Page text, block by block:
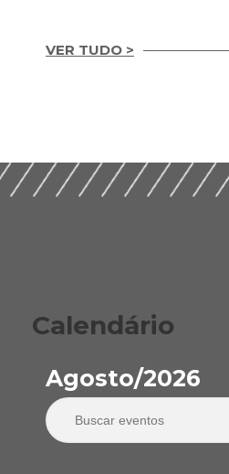
VER TUDO >
Calendário
Agosto/2026